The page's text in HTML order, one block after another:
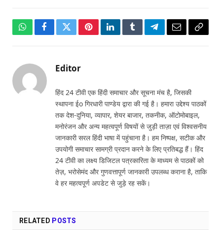
WhatsAppFacebookTwitterPinterestLinkedInTumblrTelegramEmailCopy
Editor
हिंद 24 टीवी एक हिंदी समाचार और सूचना मंच है, जिसकी
स्थापना ईo गिरधारी पाण्डेय द्वारा की गई है। हमारा उद्देश्य पाठकों
तक देश-दुनिया, व्यापार, शेयर बाजार, तकनीक, ऑटोमोबाइल,
मनोरंजन और अन्य महत्वपूर्ण विषयों से जुड़ी ताज़ा एवं विश्वसनीय
जानकारी सरल हिंदी भाषा में पहुंचाना है। हम निष्पक्ष, सटीक और
उपयोगी समाचार सामग्री प्रदान करने के लिए प्रतिबद्ध हैं। हिंद
24 टीवी का लक्ष्य डिजिटल पत्रकारिता के माध्यम से पाठकों को
तेज़, भरोसेमंद और गुणवत्तापूर्ण जानकारी उपलब्ध कराना है, ताकि
वे हर महत्वपूर्ण अपडेट से जुड़े रह सकें।
RELATED POSTS